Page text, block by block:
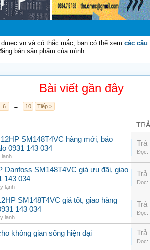
và có thắc mắc, bạn có thể xem các
bán sản phẩm của mình.
Bài viết gần đây
6 → 10 Tiếp >
SM148T4VC hàng mới, bảo
0931 143 034
lạnh
Trả
Đọc:
Danfoss SM148T4VC giá ưu đãi, giao
143 034
lạnh
Trả
Đọc:
SM148T4VC giá tốt, giao hàng
143 034
lạnh
Trả
Đọc:
không gian sống hiện đại Trả
Đọc: